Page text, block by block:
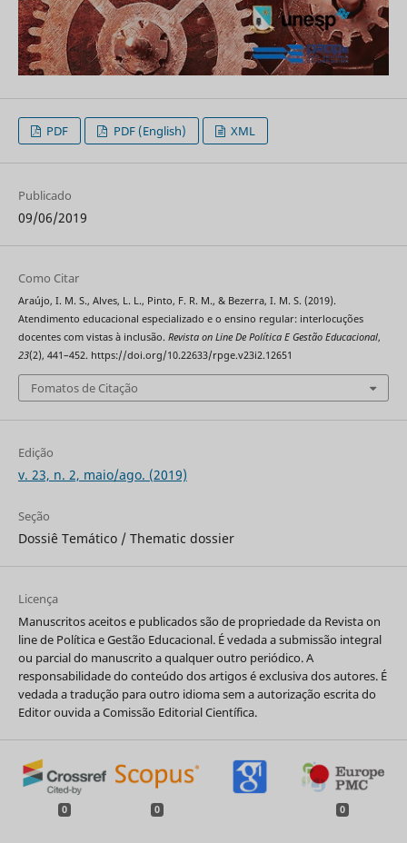
PDF PDF (English) XML
Publicado
09/06/2019
Como Citar
Araújo, I. M. S., Alves, L. L., Pinto, F. R. M., & Bezerra, I. M. S. (2019).
Atendimento educacional especializado e o ensino regular: interlocuções
docentes com vistas à inclusão. Revista on Line De Política E Gestão Educacional,
23(2), 441–452. https://doi.org/10.22633/rpge.v23i2.12651
Fomatos de Citação
Edição
v. 23, n. 2, maio/ago. (2019)
Seção
Dossiê Temático / Thematic dossier
Licença
Manuscritos aceitos e publicados são de propriedade da Revista on
line de Política e Gestão Educacional. É vedada a submissão integral
ou parcial do manuscrito a qualquer outro periódico. A
responsabilidade do conteúdo dos artigos é exclusiva dos autores. É
vedada a tradução para outro idioma sem a autorização escrita do
Editor ouvida a Comissão Editorial Científica.
0 0 0